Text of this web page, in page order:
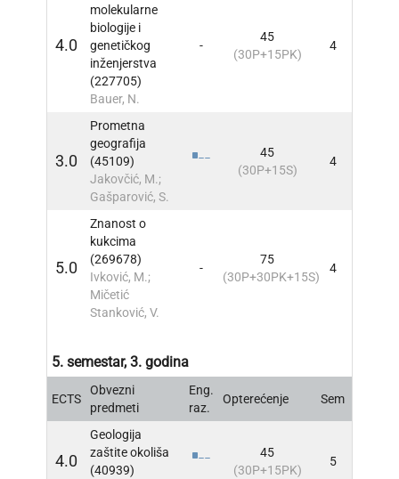
4.0
molekularne
biologije i
genetičkog
inženjerstva
(227705)
Bauer, N.
-
45
(30P+15PK)
4
3.0
Prometna
geografija
(45109)
Jakovčić, M.;
Gašparović, S.
45
(30P+15S)
4
5.0
Znanost o
kukcima
(269678)
Ivković, M.;
Mičetić
Stanković, V.
-
75
(30P+30PK+15S)
4
5. semestar, 3. godina
ECTS
Obvezni
predmeti
Eng.
raz.
Opterećenje Sem
4.0
Geologija
zaštite okoliša
(40939)
45
(30P+15PK)
5